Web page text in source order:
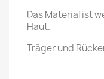
Das Material ist
Haut.
Träger und